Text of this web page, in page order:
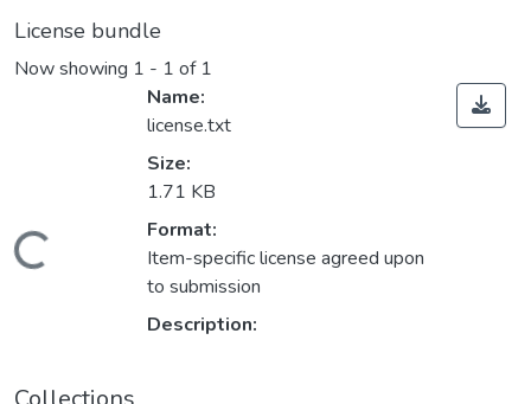
License bundle
Now showing 1 - 1 of 1
Loading...
Name:
license.txt
Size:
1.71 KB
Format:
Item-specific license agreed upon
to submission
Description: